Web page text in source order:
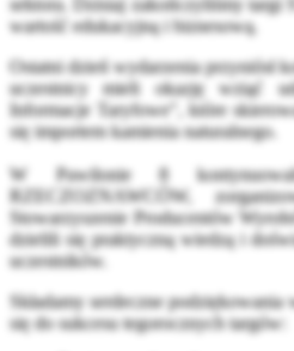
wartość edukacyjną i biznesową.
Ostatni dzień wydarzenia przyniósł
uczestnicy mieli okazję wziąć
Informacje Taryfowe", które
się importem kamienia naturalnego.
W Pawilonie 8
RZECZOZNAWCÓW,
Stowarzyszenie Producentów
dzielili się praktyczną wiedzą i
uczestników.
Składamy serdeczne
się do sukcesu tegorocznych targów: